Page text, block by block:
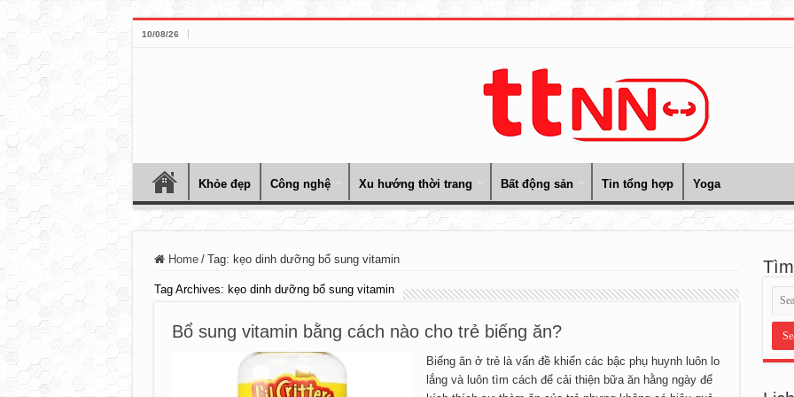
10/08/26
Khỏe đẹp Công nghệ Xu hướng thời trang Bất động sản Tin tổng hợp Yoga
Home / Tag: kẹo dinh dưỡng bổ sung vitamin
Tag Archives: kẹo dinh dưỡng bổ sung vitamin
Bổ sung vitamin bằng cách nào cho trẻ biếng ăn?
Biếng ăn ở trẻ là vấn đề khiến các bậc phụ huynh luôn lo
lắng và luôn tìm cách để cải thiện bữa ăn hằng ngày để